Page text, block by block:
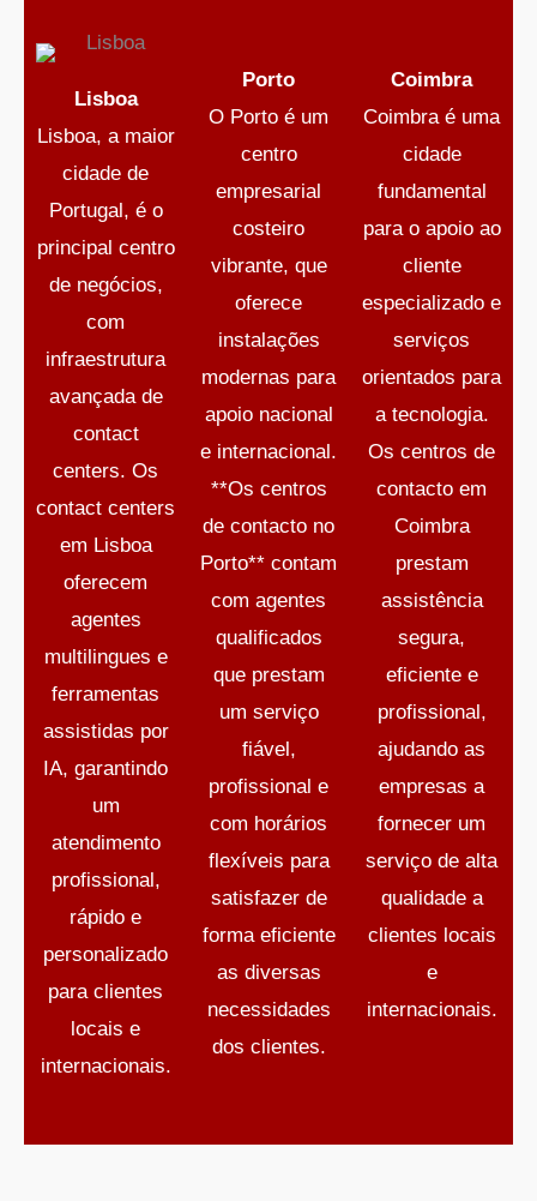
Lisboa
Lisboa, a maior
cidade de
Portugal, é o
principal centro
de negócios,
com
infraestrutura
avançada de
contact
centers. Os
contact centers
em Lisboa
oferecem
agentes
multilingues e
ferramentas
assistidas por
IA, garantindo
um
atendimento
profissional,
rápido e
personalizado
para clientes
locais e
internacionais.
Porto
O Porto é um
centro
empresarial
costeiro
vibrante, que
oferece
instalações
modernas para
apoio nacional
e internacional.
**Os centros
de contacto no
Porto** contam
com agentes
qualificados
que prestam
um serviço
fiável,
profissional e
com horários
flexíveis para
satisfazer de
forma eficiente
as diversas
necessidades
dos clientes.
Coimbra
Coimbra é uma
cidade
fundamental
para o apoio ao
cliente
especializado e
serviços
orientados para
a tecnologia.
Os centros de
contacto em
Coimbra
prestam
assistência
segura,
eficiente e
profissional,
ajudando as
empresas a
fornecer um
serviço de alta
qualidade a
clientes locais
e
internacionais.